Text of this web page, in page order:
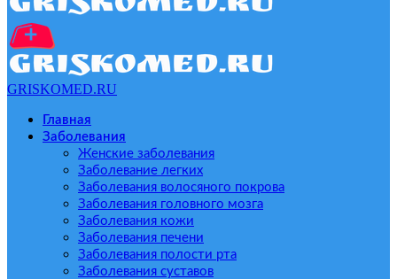
GRISKOMED.RU
Главная
Заболевания
Женские заболевания
Заболевание легких
Заболевания волосяного покрова
Заболевания головного мозга
Заболевания кожи
Заболевания печени
Заболевания полости рта
Заболевания суставов